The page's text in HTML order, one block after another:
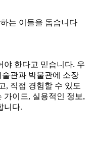
는 이들을 돕습니다
야 한다고 믿습니다. 우
관과 박물관에 소장
, 직접 경험할 수 있도
가이드, 실용적인 정보,
니다.